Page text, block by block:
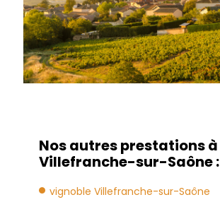
Nos autres prestations à
Villefranche-sur-Saône :
vignoble Villefranche-sur-Saône